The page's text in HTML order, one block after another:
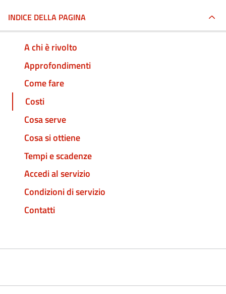
INDICE DELLA PAGINA
A chi è rivolto
Approfondimenti
Come fare
Costi
Cosa serve
Cosa si ottiene
Tempi e scadenze
Accedi al servizio
Condizioni di servizio
Contatti